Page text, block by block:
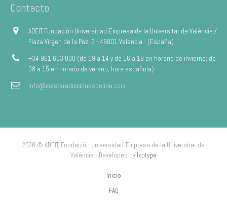
Contacto
ADEIT Fundación Universidad-Empresa de la Universitat de València /
Plaza Virgen de la Paz, 3 - 46001 Valencia - (España)
+34 961 603 000 (de 09 a 14 y de 16 a 19 en horario de invierno; de
08 a 15 en horario de verano, hora española)
info@masteradiccionesonline.com
2026 © ADEIT, Fundación Universidad-Empresa de la Universitat de
València - Developed by Ixotype
Inicio
FAQ